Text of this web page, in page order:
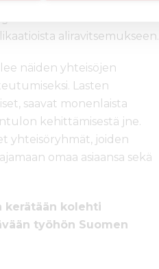
aliravitsemukseen.
näiden yhteisöjen
Lasten
saavat monenlaista
kehittämisestä jne.
yhteisöryhmät, joiden
omaa asiaansa sekä
kerätään kolehti
työhön Suomen